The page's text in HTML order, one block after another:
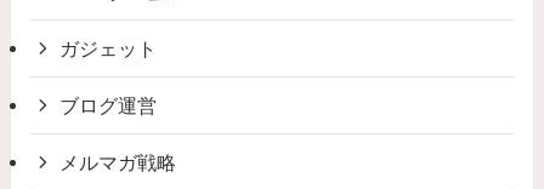
ガジェット
ブログ運営
メルマガ戦略